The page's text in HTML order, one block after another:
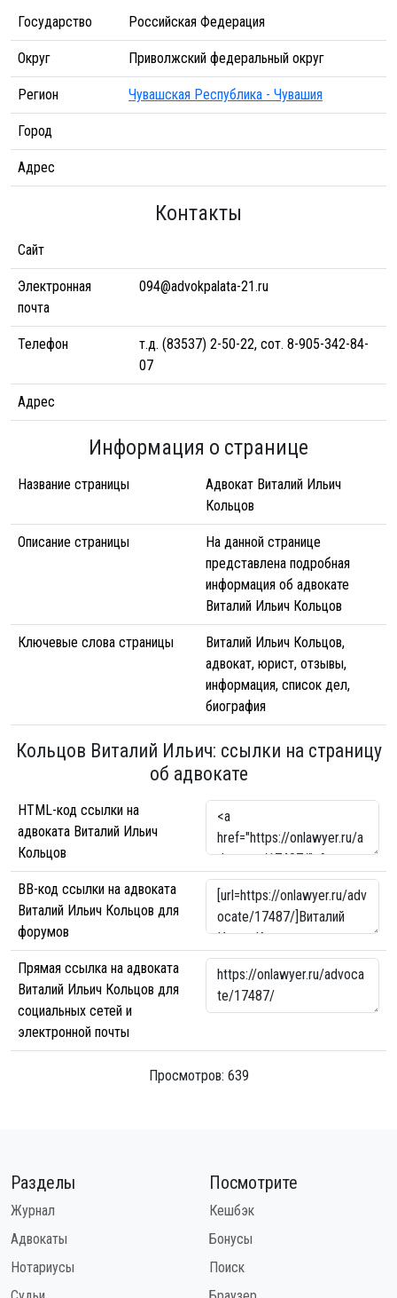
Государство Российская Федерация
Округ Приволжский федеральный округ
Регион Чувашская Республика - Чувашия
Город
Адрес
Контакты
Сайт
Электронная
почта
094@advokpalata-21.ru
Телефон
т.д. (83537) 2-50-22, сот. 8-905-342-84-
07
Адрес
Информация о странице
Название страницы
Адвокат Виталий Ильич
Кольцов
Описание страницы
На данной странице
представлена подробная
информация об адвокате
Виталий Ильич Кольцов
Ключевые слова страницы
Виталий Ильич Кольцов,
адвокат, юрист, отзывы,
информация, список дел,
биография
Кольцов Виталий Ильич: ссылки на страницу
об адвокате
HTML-код ссылки на
адвоката Виталий Ильич
Кольцов
BB-код ссылки на адвоката
Виталий Ильич Кольцов для
форумов
Прямая ссылка на адвоката
Виталий Ильич Кольцов для
социальных сетей и
электронной почты
Просмотров: 639
Разделы
Журнал
Адвокаты
Нотариусы
Посмотрите
Кешбэк
Бонусы
Поиск